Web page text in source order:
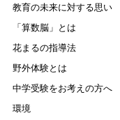
教育の未来に対する思い
「算数脳」とは
花まるの指導法
野外体験とは
中学受験をお考えの方へ
環境